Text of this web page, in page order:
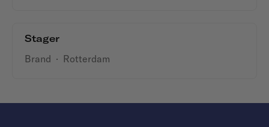
Stager
Brand · Rotterdam